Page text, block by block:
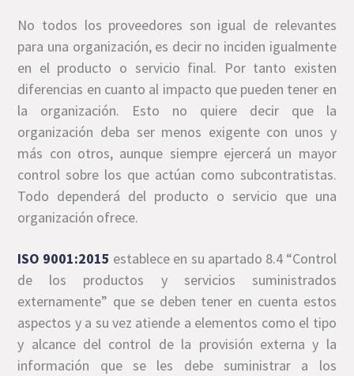
No todos los proveedores son igual de relevantes
para una organización, es decir no inciden igualmente
en el producto o servicio final. Por tanto existen
diferencias en cuanto al impacto que pueden tener en
la organización. Esto no quiere decir que la
organización deba ser menos exigente con unos y
más con otros, aunque siempre ejercerá un mayor
control sobre los que actúan como subcontratistas.
Todo dependerá del producto o servicio que una
organización ofrece.
ISO 9001:2015 establece en su apartado 8.4 “Control
de los productos y servicios suministrados
externamente” que se deben tener en cuenta estos
aspectos y a su vez atiende a elementos como el tipo
y alcance del control de la provisión externa y la
información que se les debe suministrar a los